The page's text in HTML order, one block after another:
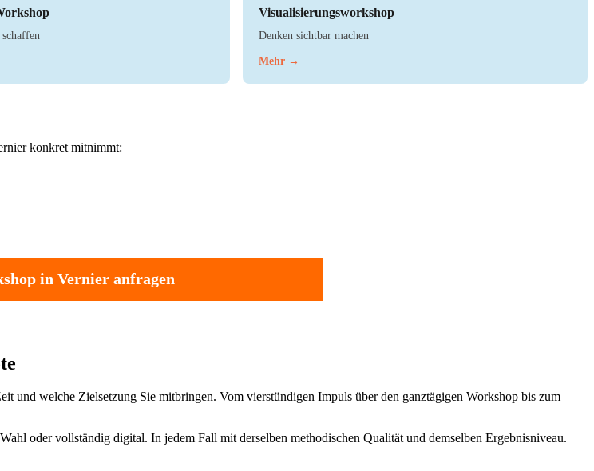
Visualisierungsworkshop
Denken sichtbar machen
Mehr →
konkret mitnimmt:
in Vernier anfragen
welche Zielsetzung Sie mitbringen. Vom vierstündigen Impuls über den ganztägigen Workshop bis zum
oder vollständig digital. In jedem Fall mit derselben methodischen Qualität und demselben Ergebnisniveau.